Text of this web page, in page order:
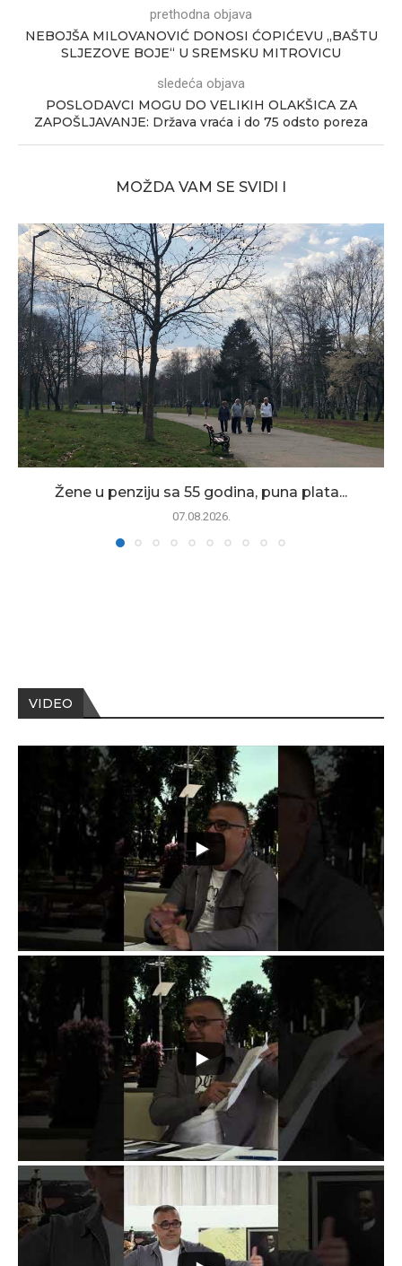
prethodna objava
NEBOJŠA MILOVANOVIĆ DONOSI ĆOPIĆEVU „BAŠTU
SLJEZOVE BOJE“ U SREMSKU MITROVICU
sledeća objava
POSLODAVCI MOGU DO VELIKIH OLAKŠICA ZA
ZAPOŠLJAVANJE: Država vraća i do 75 odsto poreza
MOŽDA VAM SE SVIDI I
Žene u penziju sa 55 godina, puna plata...
07.08.2026.
VIDEO